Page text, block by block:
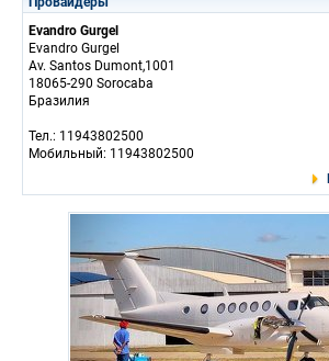
Evandro Gurgel
Evandro Gurgel
Av. Santos Dumont,1001
18065-290 Sorocaba
Бразилия
Тел.: 11943802500
Мобильный: 11943802500